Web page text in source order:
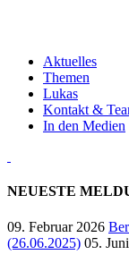
Aktuelles
Themen
Lukas
Kontakt &
In den Medien
NEUESTE
09. Februar 2026
(26.06.2025) 05.